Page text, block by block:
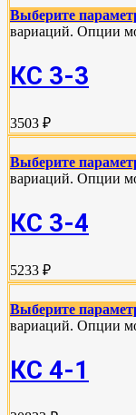
Выберите
вариаций. Опции
КС 3-3
3503 ₽
Выберите
вариаций. Опции
КС 3-4
5233 ₽
Выберите
вариаций. Опции
КС 4-1